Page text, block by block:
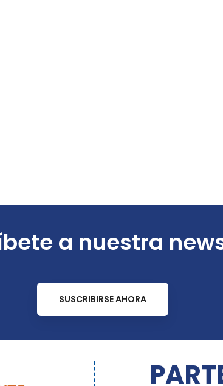
a nuestra
SUSCRIBIRSE AHORA